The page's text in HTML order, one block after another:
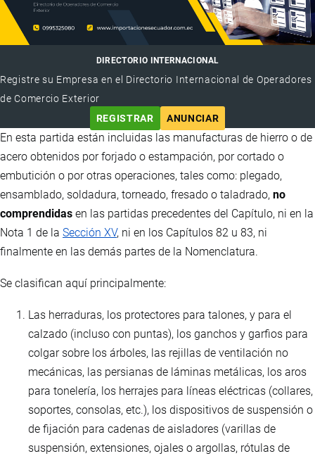
DIRECTORIO INTERNACIONAL
Registre su Empresa en el Directorio Internacional de Operadores
de Comercio Exterior
REGISTRAR
ANUNCIAR
En esta partida están incluidas las manufacturas de hierro o de
acero obtenidos por forjado o estampación, por cortado o
embutición o por otras operaciones, tales como: plegado,
ensamblado, soldadura, torneado, fresado o taladrado, no
comprendidas en las partidas precedentes del Capítulo, ni en la
Nota 1 de la Sección XV, ni en los Capítulos 82 u 83, ni
finalmente en las demás partes de la Nomenclatura.
Se clasifican aquí principalmente:
Las herraduras, los protectores para talones, y para el
calzado (incluso con puntas), los ganchos y garfios para
colgar sobre los árboles, las rejillas de ventilación no
mecánicas, las persianas de láminas metálicas, los aros
para tonelería, los herrajes para líneas eléctricas (collares,
soportes, consolas, etc.), los dispositivos de suspensión o
de fijación para cadenas de aisladores (varillas de
suspensión, extensiones, ojales o argollas, rótulas de